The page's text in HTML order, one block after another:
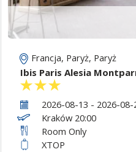
Francja, Paryż, Paryż
Ibis Paris Alesia
2026-08-13 - 2026-08-
Kraków 20:00
Room Only
XTOP